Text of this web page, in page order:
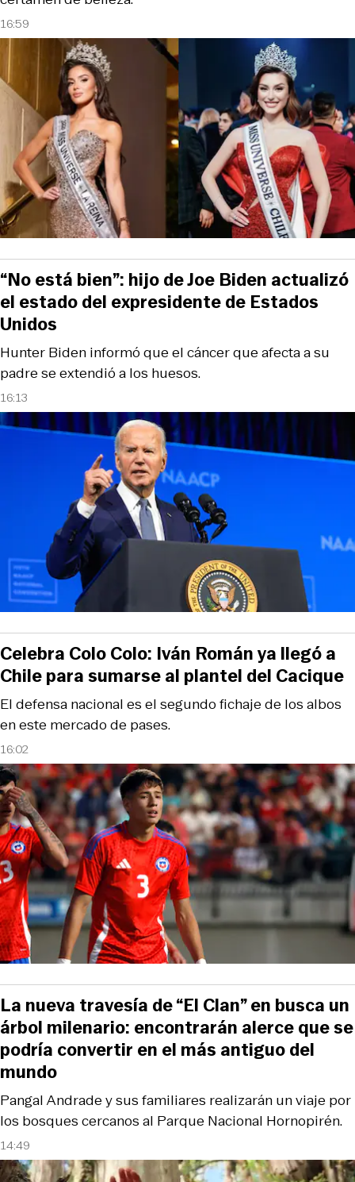
16:59
16:13
Hunter Biden informó que el cáncer que afecta a su
padre se extendió a los huesos.
“No está bien”: hijo de Joe Biden actualizó
el estado del expresidente de Estados
Unidos
16:02
El defensa nacional es el segundo fichaje de los albos
en este mercado de pases.
Celebra Colo Colo: Iván Román ya llegó a
Chile para sumarse al plantel del Cacique
14:49
Pangal Andrade y sus familiares realizarán un viaje por
los bosques cercanos al Parque Nacional Hornopirén.
La nueva travesía de “El Clan” en busca un
árbol milenario: encontrarán alerce que se
podría convertir en el más antiguo del
mundo